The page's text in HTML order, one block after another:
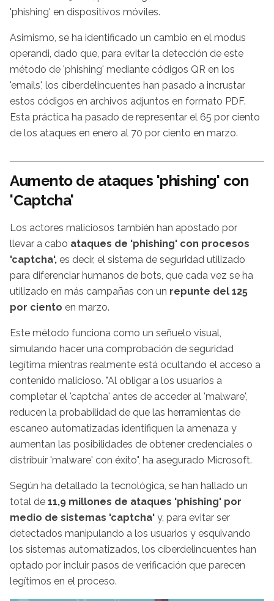
'phishing' en dispositivos móviles.
Asimismo, se ha identificado un cambio en el modus
operandi, dado que, para evitar la detección de este
método de 'phishing' mediante códigos QR en los
'emails', los ciberdelincuentes han pasado a incrustar
estos códigos en archivos adjuntos en formato PDF.
Esta práctica ha pasado de representar el 65 por ciento
de los ataques en enero al 70 por ciento en marzo.
Aumento de ataques 'phishing' con
'Captcha'
Los actores maliciosos también han apostado por
llevar a cabo ataques de 'phishing' con procesos
'captcha', es decir, el sistema de seguridad utilizado
para diferenciar humanos de bots, que cada vez se ha
utilizado en más campañas con un repunte del 125
por ciento en marzo.
Este método funciona como un señuelo visual,
simulando hacer una comprobación de seguridad
legítima mientras realmente está ocultando el acceso a
contenido malicioso. "Al obligar a los usuarios a
completar el 'captcha' antes de acceder al 'malware',
reducen la probabilidad de que las herramientas de
escaneo automatizadas identifiquen la amenaza y
aumentan las posibilidades de obtener credenciales o
distribuir 'malware' con éxito", ha asegurado Microsoft.
Según ha detallado la tecnológica, se han hallado un
total de 11,9 millones de ataques 'phishing' por
medio de sistemas 'captcha' y, para evitar ser
detectados manipulando a los usuarios y esquivando
los sistemas automatizados, los ciberdelincuentes han
optado por incluir pasos de verificación que parecen
legítimos en el proceso.